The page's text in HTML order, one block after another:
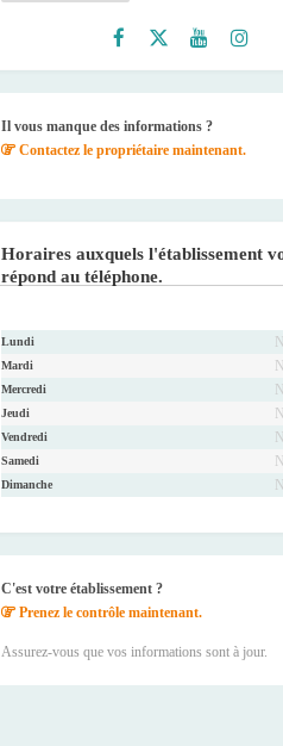
Il vous manque des informations ?
Contactez le propriétaire maintenant.
Horaires auxquels l'établissement
répond au téléphone.
Lundi
Mardi
Mercredi
Jeudi
Vendredi
Samedi
Dimanche
C'est votre établissement ?
Prenez le contrôle maintenant.
Assurez-vous que vos informations sont à jour.